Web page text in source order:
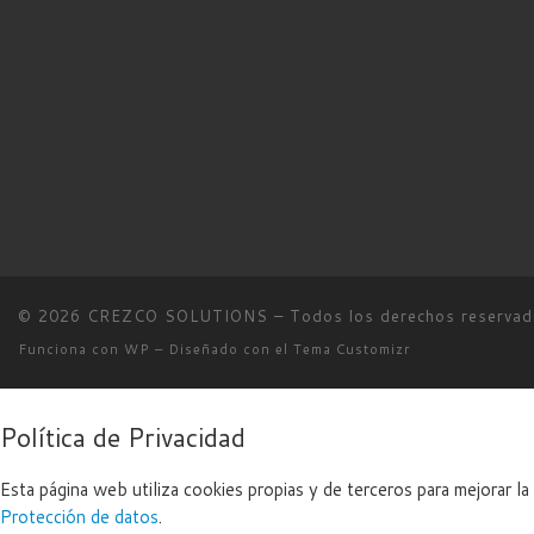
© 2026 CREZCO SOLUTIONS – Todos los derechos
Funciona con WP – Diseñado con el Tema Customizr
Política de Privacidad
Esta página web utiliza cookies propias y de terceros para mejorar
Protección de datos.